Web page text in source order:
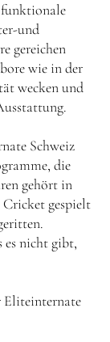
funktionale
und
gereichen
wie in der
wecken und
Schweiz
die
gehört in
Cricket gespielt
es nicht gibt,
Eliteinternate